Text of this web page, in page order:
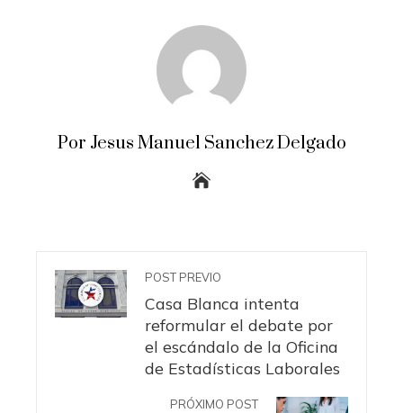
Por Jesus Manuel Sanchez Delgado
POST PREVIO
Casa Blanca intenta
reformular el debate por
el escándalo de la Oficina
de Estadísticas Laborales
PRÓXIMO POST